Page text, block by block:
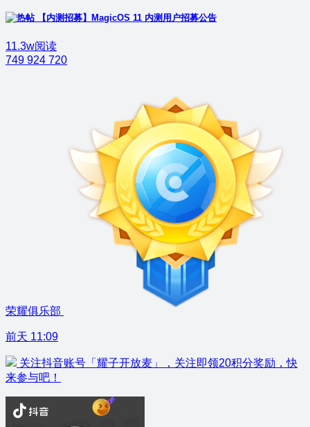
【内测招募】MagicOS 11 内测用户招募公告
11.3w阅读
749 924 720
荣耀俱乐部
前天 11:09
关注抖音账号「耀子开放麦」，关注即领20积分奖励，快
来参与吧！